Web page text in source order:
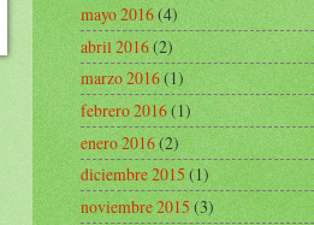
mayo 2016(4)
abril 2016(2)
marzo 2016(1)
febrero 2016(1)
enero 2016(2)
diciembre 2015(1)
noviembre 2015(3)